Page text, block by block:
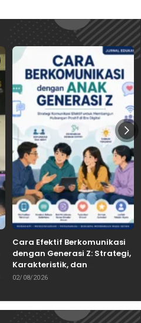
Cara Efektif Berkomunikasi
dengan Generasi Z: Strategi,
Karakteristik, dan
Tantangannya
02/08/2026